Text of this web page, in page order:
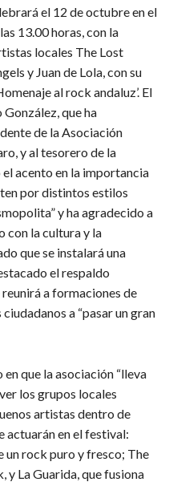
el 12 de octubre en el
13.00 horas, con la
locales The Lost
y Juan de Lola, con su
al rock andaluz’. El
que ha
de la Asociación
y al tesorero de la
el acento en la importancia
por distintos estilos
y ha agradecido a
con la cultura y la
que se instalará una
el respaldo
a formaciones de
a “pasar un gran
que la asociación “lleva
los grupos locales
artistas dentro de
actuarán en el festival:
un rock puro y fresco; The
y La Guarida, que fusiona